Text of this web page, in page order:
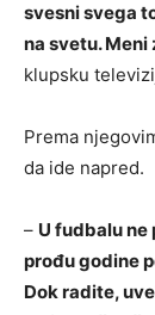
svesni svega
na svetu.
klupsku
Prema
da ide napred.
– U fudbalu ne
prođu godine
Dok radite,